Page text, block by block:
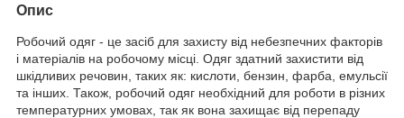
Опис
Робочий одяг - це засіб для захисту від небезпечних факторів
і матеріалів на робочому місці. Одяг здатний захистити від
шкідливих речовин, таких як: кислоти, бензин, фарба, емульсії
та інших. Також, робочий одяг необхідний для роботи в різних
температурних умовах, так як вона захищає від перепаду